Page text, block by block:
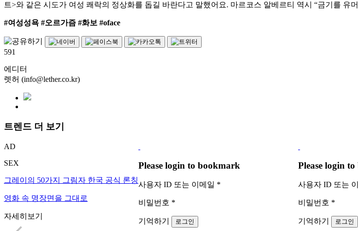
트>와 같은 시도가 여성 쾌락의 정상화를 돕길 바란다고 말했어요. 마르코스 알베르티 역시 “금기를
#여성성욕 #오르가즘 #화보 #oface
591
에디터
렛허 (info@lether.co.kr)
트렌드 더 보기
AD
SEX
그레이의 50가지 그림자 한국 공식 론칭
영화 속 명장면을 그대로
자세히보기
Please login to bookmark
사용자 ID 또는 이메일 *
비밀번호 *
기억하기 로그인
Please login
사용자 ID 또는
비밀번호 *
기억하기 로그인